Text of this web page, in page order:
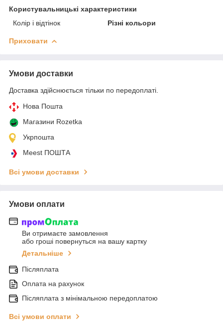
Користувальницькі характеристики
Колір і відтінок
Різні кольори
Приховати
Умови доставки
Доставка здійснюється тільки по передоплаті.
Нова Пошта
Магазини Rozetka
Укрпошта
Meest ПОШТА
Всі умови доставки
Умови оплати
Ви отримаєте замовлення
або гроші повернуться на вашу картку
Детальніше
Післяплата
Оплата на рахунок
Післяплата з мінімальною передоплатою
Всі умови оплати